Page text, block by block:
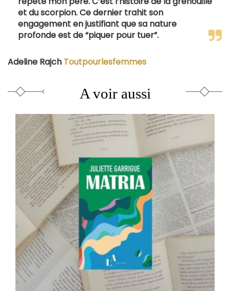
et du scorpion. Ce dernier trahit son
engagement en justifiant que sa nature
profonde est de “piquer pour tuer”.
Adeline Rajch Toutpourlesfemmes
A voir aussi